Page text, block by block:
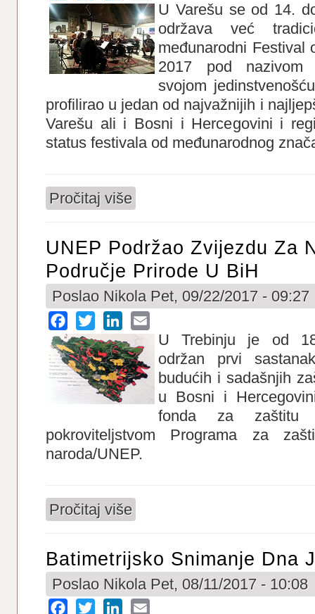
U Varešu se od 14.
održava već
međunarodni Festival
2017 pod nazivom
svojom
profilirao u jedan od najvažnijih i
Varešu ali i Bosni i Hercegovini i
status festivala od međunarodnog
Pročitaj više
UNEP Podržao Zvijezdu Za
Područje Prirode U BiH
Poslao NikolaPet, 09/22/2017 - 09:27
Facebook
Twitter LinkedIn
U Trebinju je od
održan prvi
budućih i sadašnjih
u Bosni i
fonda za zaštitu
pokroviteljstvom Programa za
naroda/UNEP.
Pročitaj više
Batimetrijsko Snimanje Dna
Poslao Nikola Pet, 08/11/2017 - 10:08
Facebook
Twitter LinkedIn